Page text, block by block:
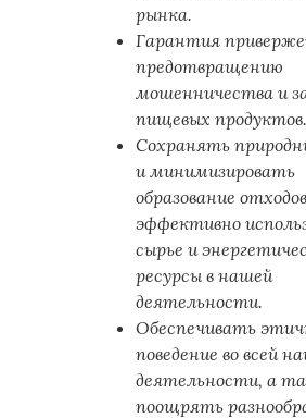
рынка.
Гарантия
предотвращению
мошенничества и
пищевых продуктов.
Сохранять
и минимизировать
образование
эффективно
сырье и
ресурсы в нашей
деятельности.
Обеспечивать
поведение во всей
деятельности, а
поощрять